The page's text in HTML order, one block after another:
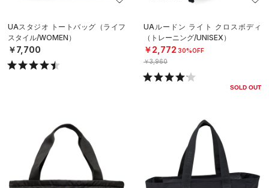
UAスタジオ トートバッグ（ライフ
スタイル/WOMEN）
￥7,700
UAルードン ライト クロスボディ
（トレーニング/UNISEX）
￥2,772 30%OFF
￥3,960
SOLD OUT